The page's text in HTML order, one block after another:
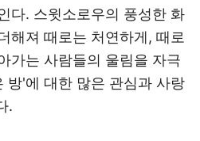
다. 스윗소로우의 풍성한 화
해져 때로는 처연하게, 때로
가는 사람들의 울림을 자극
방'에 대한 많은 관심과 사랑
.